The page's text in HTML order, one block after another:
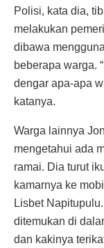
Polisi, kata dia,
melakukan
dibawa
beberapa warga.
dengar apa-apa
katanya.
Warga lainnya
mengetahui ada
ramai. Dia turut
kamarnya ke
Lisbet
ditemukan di
dan kakinya